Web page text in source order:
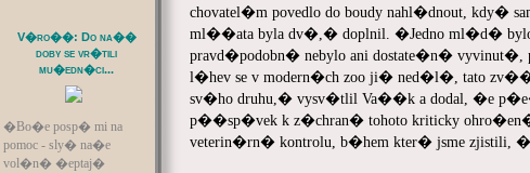
V�ro��: Do na��
doby se vr�tili
mu�edn�ci...
�Bo�e posp� mi na
pomoc - sly� na�e
vol�n� �eptaj�
chovatel�m povedlo do boudy nahl�dnout, kdy�
ml��ata byla dv�,� doplnil. �Jedno ml�d�
pravd�podobn� nebylo ani dostate�n�
l�hev se v modern�ch zoo ji� ned�l�, tato
sv�ho druhu,� vysv�tlil Va��k a dodal, �e
p��sp�vek k z�chran� tohoto kriticky
veterin�rn� kontrolu, b�hem kter� jsme zjistili,